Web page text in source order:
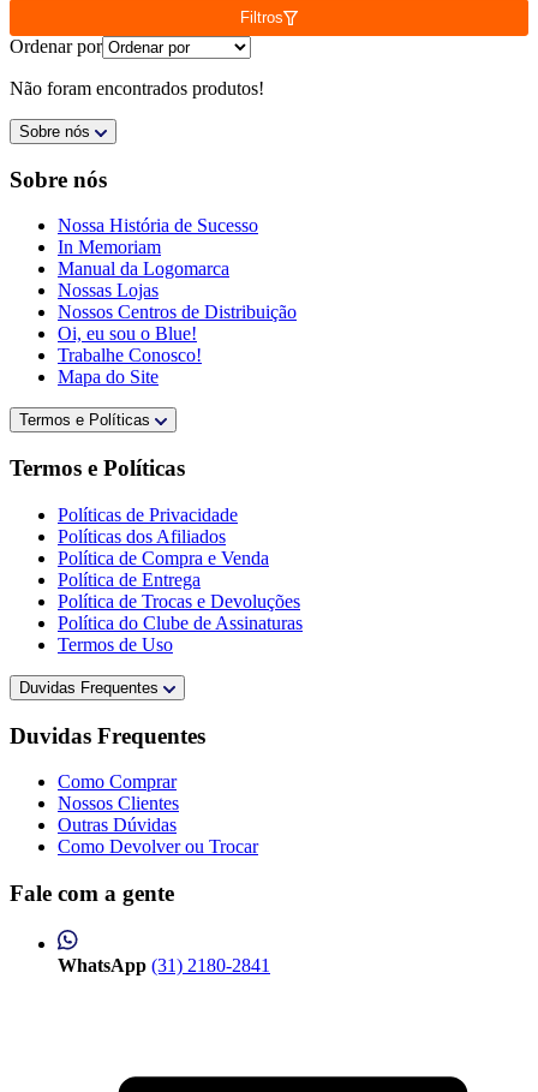
Filtros
Ordenar por
Não foram encontrados produtos!
Sobre nós
Sobre nós
Nossa História de Sucesso
In Memoriam
Manual da Logomarca
Nossas Lojas
Nossos Centros de Distribuição
Oi, eu sou o Blue!
Trabalhe Conosco!
Mapa do Site
Termos e Políticas
Termos e Políticas
Políticas de Privacidade
Políticas dos Afiliados
Política de Compra e Venda
Política de Entrega
Política de Trocas e Devoluções
Política do Clube de Assinaturas
Termos de Uso
Duvidas Frequentes
Duvidas Frequentes
Como Comprar
Nossos Clientes
Outras Dúvidas
Como Devolver ou Trocar
Fale com a gente
WhatsApp (31) 2180-2841